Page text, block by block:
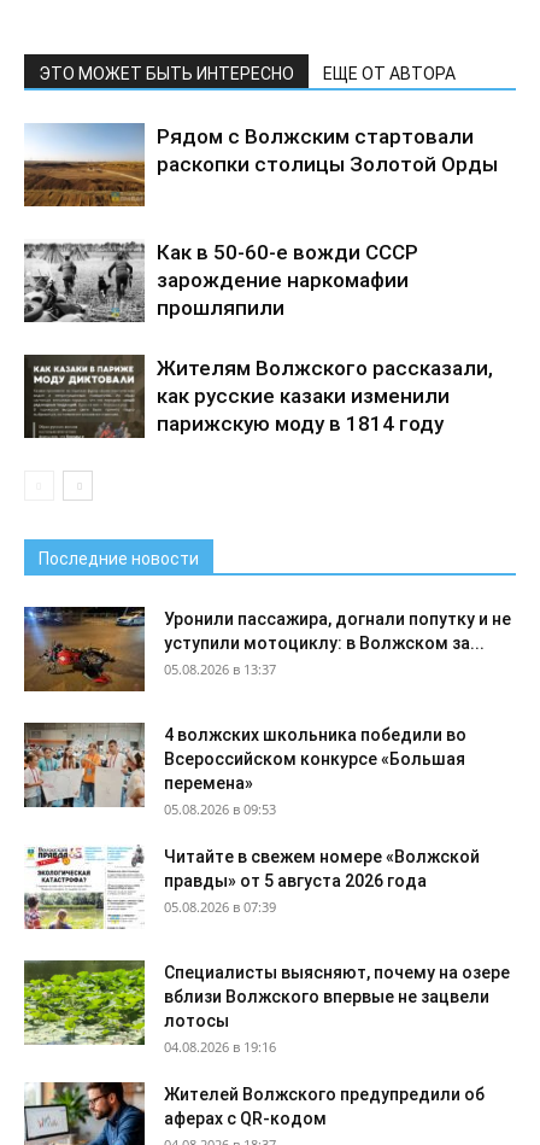
ЭТО МОЖЕТ БЫТЬ ИНТЕРЕСНО ЕЩЕ ОТ АВТОРА
Рядом с Волжским стартовали
раскопки столицы Золотой Орды
Как в 50-60-е вожди СССР
зарождение наркомафии
прошляпили
Жителям Волжского рассказали,
как русские казаки изменили
парижскую моду в 1814 году
Последние новости
Уронили пассажира, догнали попутку и не
уступили мотоциклу: в Волжском за...
05.08.2026 в 13:37
4 волжских школьника победили во
Всероссийском конкурсе «Большая
перемена»
05.08.2026 в 09:53
Читайте в свежем номере «Волжской
правды» от 5 августа 2026 года
05.08.2026 в 07:39
Специалисты выясняют, почему на озере
вблизи Волжского впервые не зацвели
лотосы
04.08.2026 в 19:16
Жителей Волжского предупредили об
аферах с QR-кодом